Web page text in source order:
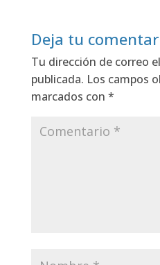
Deja tu
Tu dirección de correo
publicada. Los campos
marcados con *